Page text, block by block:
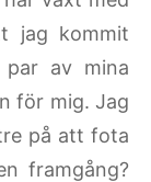
jag kommit
av mina
för mig. Jag
på att fota
framgång?